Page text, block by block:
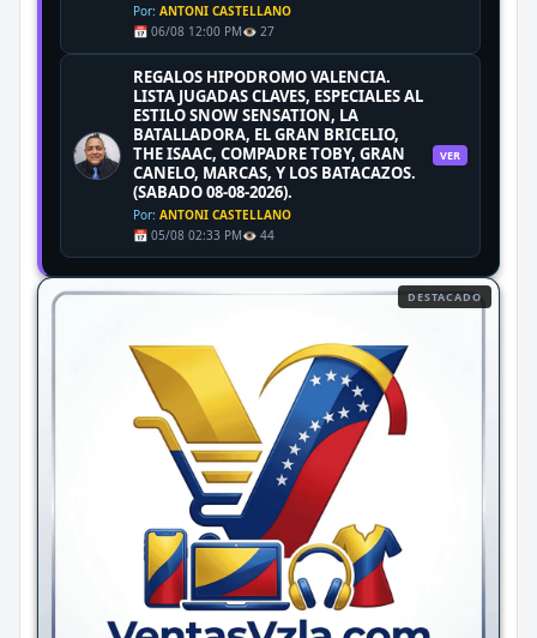
Por: ANTONI CASTELLANO
📅 06/08 12:00 PM👁️ 27
REGALOS HIPODROMO VALENCIA.
LISTA JUGADAS CLAVES, ESPECIALES AL
ESTILO SNOW SENSATION, LA
BATALLADORA, EL GRAN BRICELIO,
THE ISAAC, COMPADRE TOBY, GRAN
CANELO, MARCAS, Y LOS BATACAZOS.
(SABADO 08-08-2026).
Por: ANTONI CASTELLANO
📅 05/08 02:33 PM👁️ 44
VER
DESTACADO